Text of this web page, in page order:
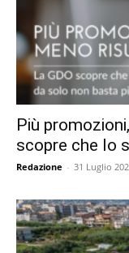
Più
scopre che lo
Redazione - 31 Luglio